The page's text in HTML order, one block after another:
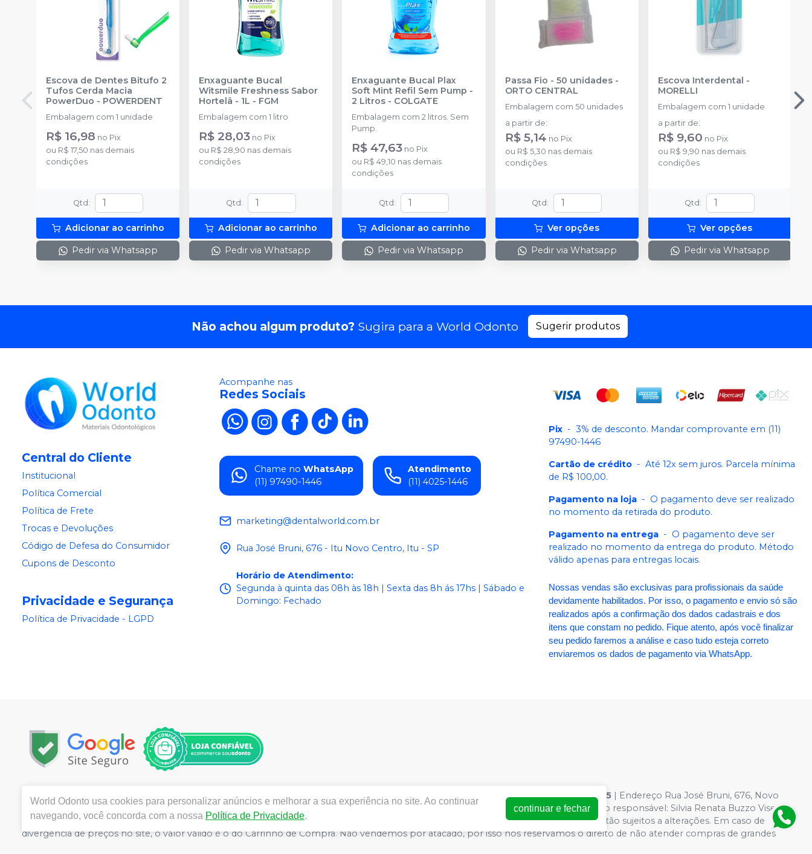
Escova de Dentes Bitufo 2
Tufos Cerda Macia
PowerDuo - POWERDENT
Embalagem com 1 unidade
R$ 16,98 no Pix
ou R$ 17,50 nas demais
condições
Qtd :
Adicionar ao carrinho
Pedir via Whatsapp
Enxaguante Bucal
Witsmile Freshness Sabor
Hortelâ - 1L - FGM
Embalagem com 1 litro
R$ 28,03 no Pix
ou R$ 28,90 nas demais
condições
Qtd :
Adicionar ao carrinho
Pedir via Whatsapp
Enxaguante Bucal Plax
Soft Mint Refil Sem Pump -
2 Litros - COLGATE
Embalagem com 2 litros. Sem
Pump.
R$ 47,63 no Pix
ou R$ 49,10 nas demais
condições
Qtd :
Adicionar ao carrinho
Pedir via Whatsapp
Passa Fio - 50 unidades-
ORTO CENTRAL
Embalagem com 50 unidades
a partir de:
R$ 5,14 no Pix
ou R$ 5,30 nas demais
condições
Qtd :
Ver opções
Pedir via Whatsapp
Escova Interdental -
MORELLI
Embalagem com 1 unidade
a partir de:
R$ 9,60 no Pix
ou R$ 9,90 nas demais
condições
Qtd :
Ver opções
Pedir via Whatsapp
Não achou algum produto? Sugira para a World Odonto Sugerir produtos
Central do Cliente
Institucional
Política Comercial
Política de Frete
Trocas e Devoluções
Código de Defesa do Consumidor
Cupons de Desconto
Privacidade e Segurança
Política de Privacidade - LGPD
Acompanhe nas
Redes Sociais
Chame no WhatsApp
(11) 97490-1446
Atendimento
(11) 4025-1446
marketing@dentalworld.com.br
Rua José Bruni, 676 - Itu Novo Centro, Itu - SP
Horário de Atendimento:
Segunda à quinta das 08h às 18h | Sexta das 8h ás 17hs | Sábado e
Domingo: Fechado
Pix - 3% de desconto. Mandar comprovante em (11)
97490-1446
Cartão de crédito - Até 12x sem juros. Parcela mínima
de R$ 100,00.
Pagamento na loja - O pagamento deve ser realizado
no momento da retirada do produto.
Pagamento na entrega - O pagamento deve ser
realizado no momento da entrega do produto. Método
válido apenas para entregas locais.
Nossas vendas são exclusivas para profissionais da saúde
devidamente habilitados. Por isso, o pagamento e envio só são
realizados após a confirmação dos dados cadastrais e dos
itens que constam no pedido. Fique atento, após você finalizar
seu pedido faremos a análise e caso tudo esteja correto
enviaremos os dados de pagamento via WhatsApp.
Copyright © 2025 | Todos os direitos reservados | www.dentalworld.com.br | World Odonto & Med Eireli | CNPJ:03.454.363.0001-95 | Endereço Rua José Bruni, 676, Novo
Centro, Itu / SP | Autorizações de Funcionamento ANVISA - Medicamentos: 25352026619/2014-15 (AFE medicamentos) - Farmacêutico responsável: Silvia Renata Buzzo Visentin
Catozzi - CRF/SP 24.419 | Política de Privacidade e Segurança - Fotos meramente ilustrativas - Os preços e condições da loja virtual estão sujeitos a alterações. Em caso de
divergência de preços no site, o valor válido é o do Carrinho de Compra. Não vendemos por atacado, por isso nos reservamos o direito de não atender compras de grandes
World Odonto usa cookies para personalizar anúncios e melhorar a sua experiência no site. Ao continuar
navegando, você concorda com a nossa Política de Privacidade.
continuar e fechar